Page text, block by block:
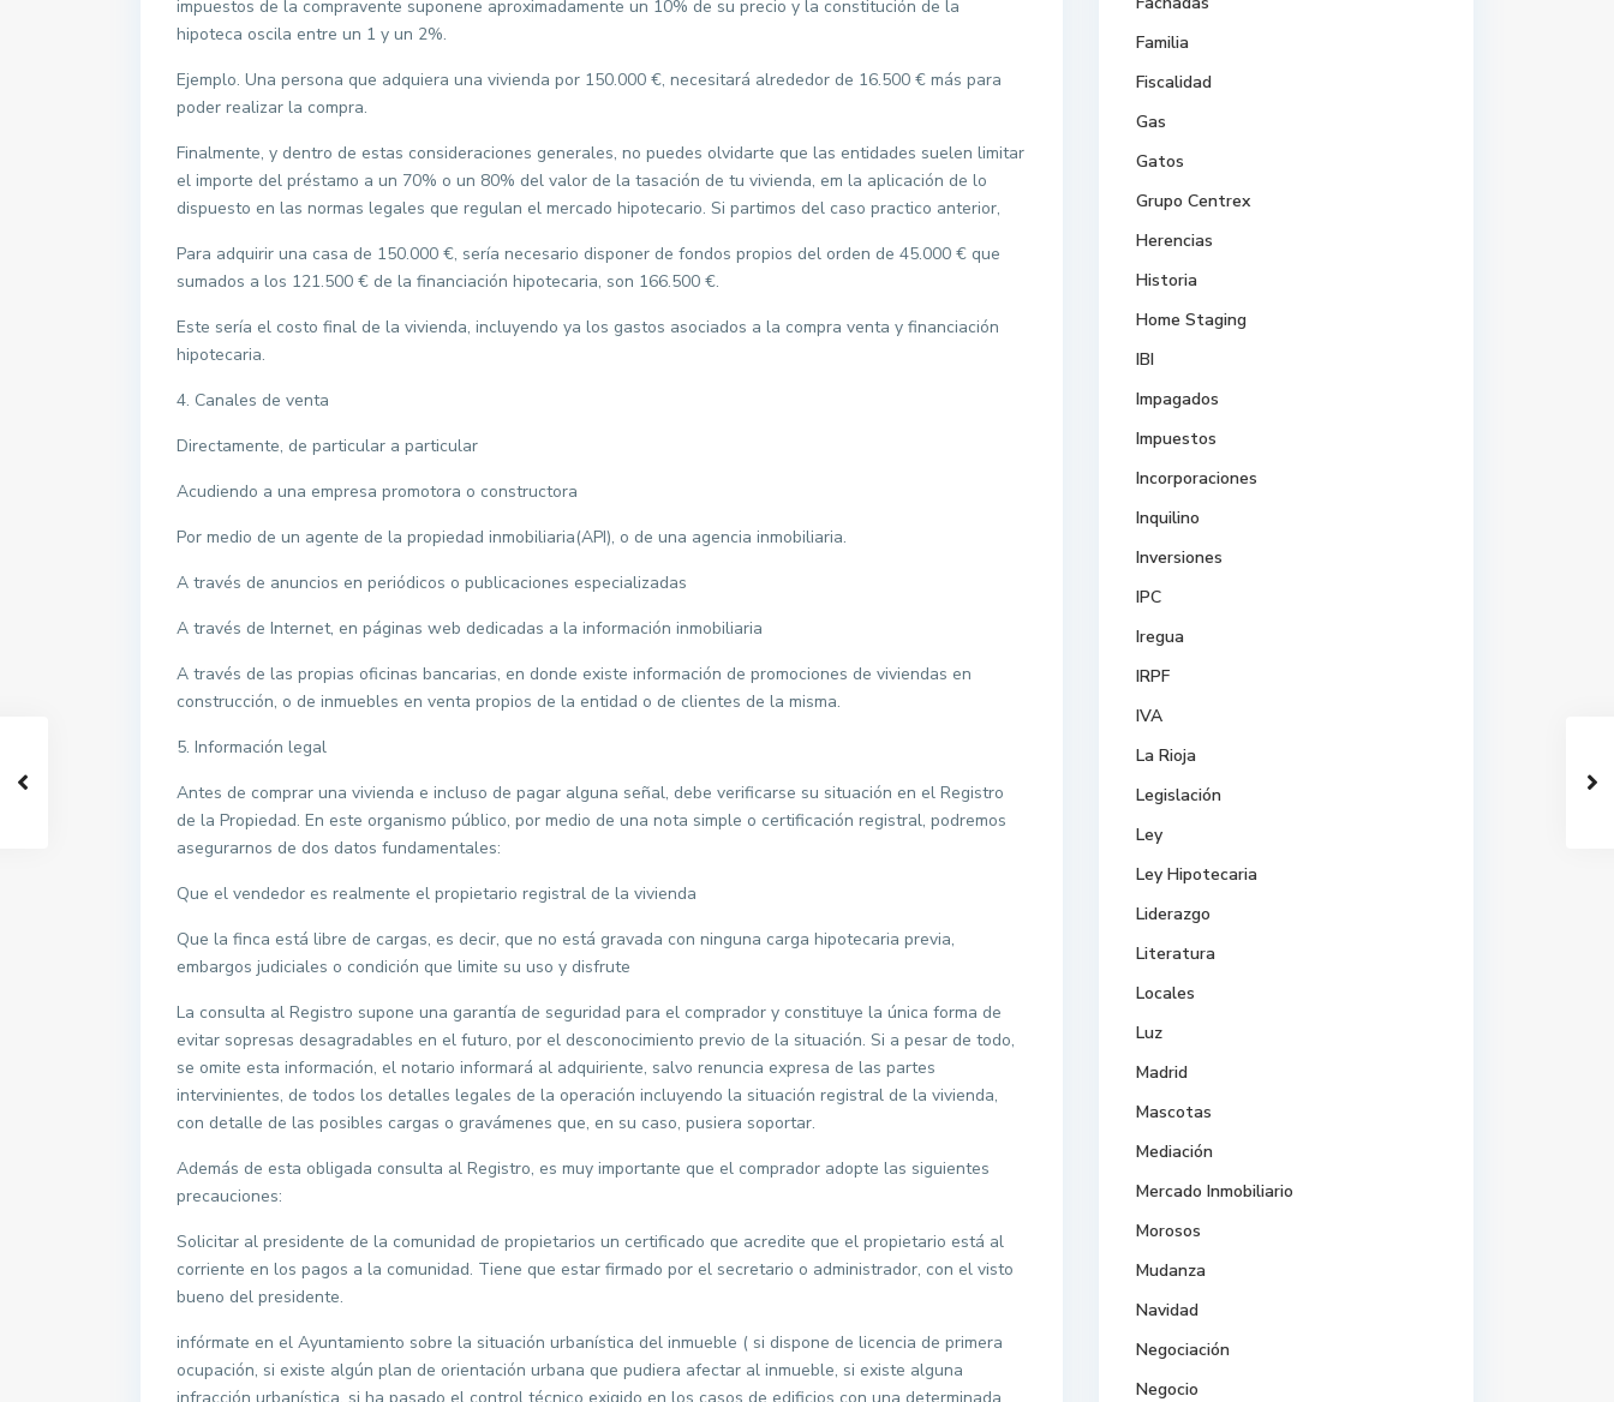
impuestos de la compravente suponene aproximadamente un 10% de su precio y la constitución de la
hipoteca oscila entre un 1 y un 2%.
Ejemplo. Una persona que adquiera una vivienda por 150.000 €, necesitará alrededor de 16.500 € más para
poder realizar la compra.
Finalmente, y dentro de estas consideraciones generales, no puedes olvidarte que las entidades suelen limitar
el importe del préstamo a un 70% o un 80% del valor de la tasación de tu vivienda, em la aplicación de lo
dispuesto en las normas legales que regulan el mercado hipotecario. Si partimos del caso practico anterior,
Para adquirir una casa de 150.000 €, sería necesario disponer de fondos propios del orden de 45.000 € que
sumados a los 121.500 € de la financiación hipotecaria, son 166.500 €.
Este sería el costo final de la vivienda, incluyendo ya los gastos asociados a la compra venta y financiación
hipotecaria.
4. Canales de venta
Directamente, de particular a particular
Acudiendo a una empresa promotora o constructora
Por medio de un agente de la propiedad inmobiliaria(API), o de una agencia inmobiliaria.
A través de anuncios en periódicos o publicaciones especializadas
A través de Internet, en páginas web dedicadas a la información inmobiliaria
A través de las propias oficinas bancarias, en donde existe información de promociones de viviendas en
construcción, o de inmuebles en venta propios de la entidad o de clientes de la misma.
5. Información legal
Antes de comprar una vivienda e incluso de pagar alguna señal, debe verificarse su situación en el Registro
de la Propiedad. En este organismo público, por medio de una nota simple o certificación registral, podremos
asegurarnos de dos datos fundamentales:
Que el vendedor es realmente el propietario registral de la vivienda
Que la finca está libre de cargas, es decir, que no está gravada con ninguna carga hipotecaria previa,
embargos judiciales o condición que limite su uso y disfrute
La consulta al Registro supone una garantía de seguridad para el comprador y constituye la única forma de
evitar sopresas desagradables en el futuro, por el desconocimiento previo de la situación. Si a pesar de todo,
se omite esta información, el notario informará al adquiriente, salvo renuncia expresa de las partes
intervinientes, de todos los detalles legales de la operación incluyendo la situación registral de la vivienda,
con detalle de las posibles cargas o gravámenes que, en su caso, pusiera soportar.
Además de esta obligada consulta al Registro, es muy importante que el comprador adopte las siguientes
precauciones:
Solicitar al presidente de la comunidad de propietarios un certificado que acredite que el propietario está al
corriente en los pagos a la comunidad. Tiene que estar firmado por el secretario o administrador, con el visto
bueno del presidente.
infórmate en el Ayuntamiento sobre la situación urbanística del inmueble ( si dispone de licencia de primera
ocupación, si existe algún plan de orientación urbana que pudiera afectar al inmueble, si existe alguna
Familia
Fiscalidad
Gas
Gatos
Grupo Centrex
Herencias
Historia
Home Staging
IBI
Impagados
Impuestos
Incorporaciones
Inquilino
Inversiones
IPC
Iregua
IRPF
IVA
La Rioja
Legislación
Ley
Ley Hipotecaria
Liderazgo
Literatura
Locales
Luz
Madrid
Mascotas
Mediación
Mercado Inmobiliario
Morosos
Mudanza
Navidad
Negociación
Negocio